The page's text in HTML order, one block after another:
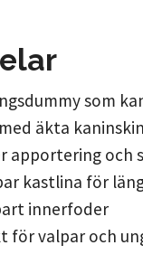
som
äkta
apportering och
kastlina för
innerfoder
för valpar och